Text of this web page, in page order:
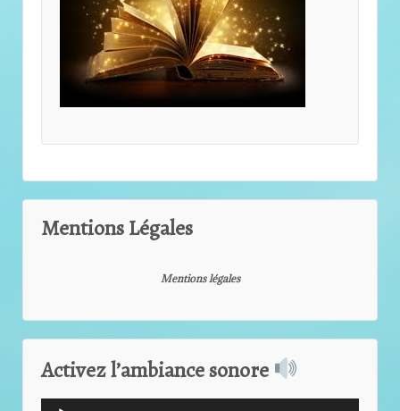
Mentions Légales
Mentions légales
Activez l’ambiance sonore